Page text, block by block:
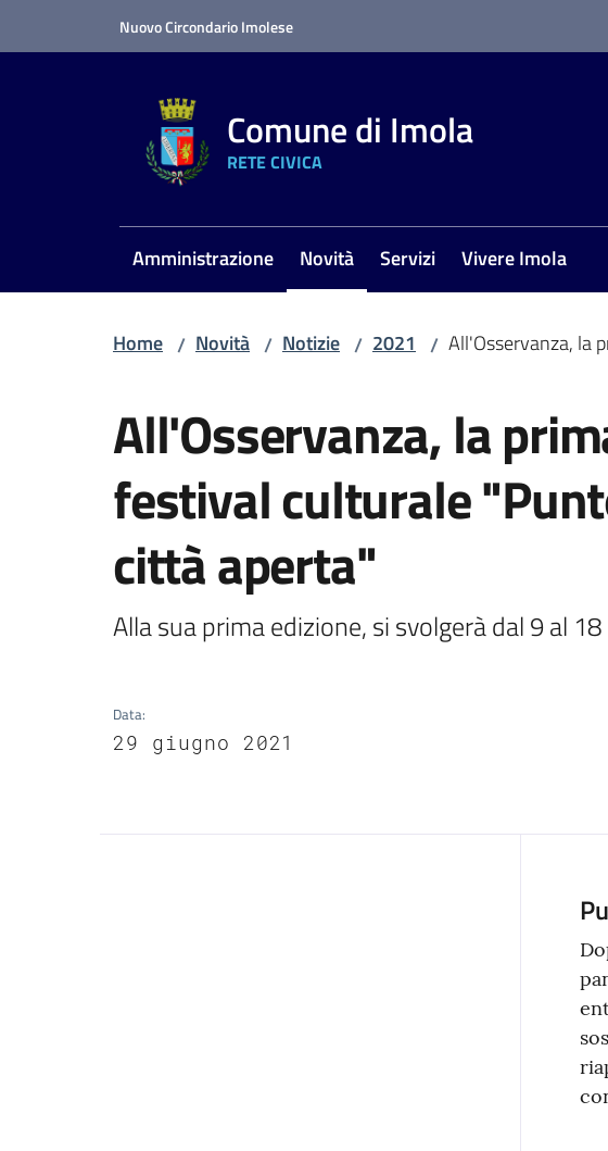
Nuovo Circondario Imolese
Comune di Imola
RETE CIVICA
Amministrazione Novità
Menu selezionato
Servizi Vivere Imola
Home / Novità / Notizie / 2021 / All'Osservanza, la
All'Osservanza, la
festival culturale
città aperta"
Alla sua prima edizione, si svolgerà dal 9 al
Data:
29 giugno 2021